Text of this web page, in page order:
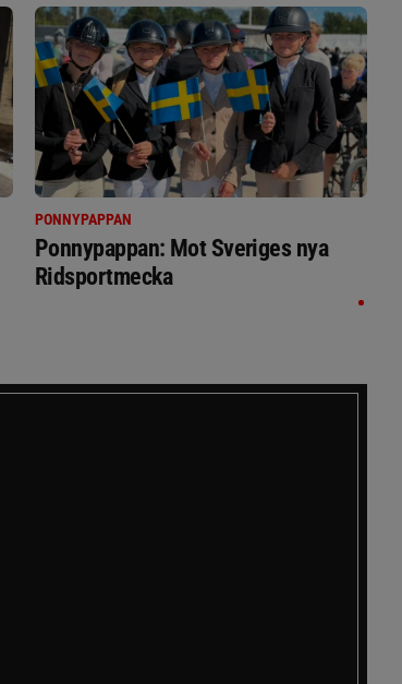
PONNYPAPPAN
Ponnypappan: Mot Sveriges nya
Ridsportmecka